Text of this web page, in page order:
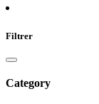
Filtrer
Category